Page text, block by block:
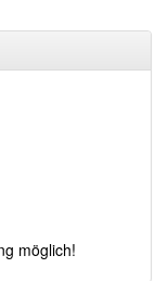
möglich!